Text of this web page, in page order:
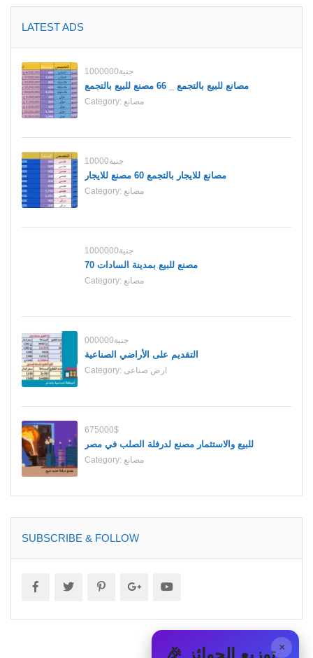
LATEST ADS
1000000جنية
مصانع للبيع بالتجمع _ 66 مصنع للبيع بالتجمع
Category: مصانع
10000جنية
مصانع للايجار بالتجمع 60 مصنع للايجار
Category: مصانع
1000000جنية
70 مصنع للبيع بمدينة السادات
Category: مصانع
000000جنية
التقديم على الأراضي الصناعية
Category: ارض صناعى
675000$
للبيع والاستثمار مصنع لدرفلة الصلب في مصر
Category: مصانع
SUBSCRIBE & FOLLOW
× 🎉 توزيع الجوائز